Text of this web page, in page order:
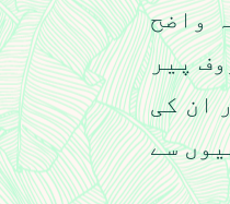
واضح
پیر
ان کی
سے